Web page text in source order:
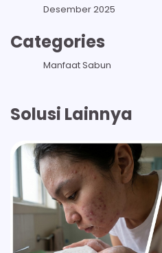
Desember 2025
Categories
Manfaat Sabun
Solusi Lainnya